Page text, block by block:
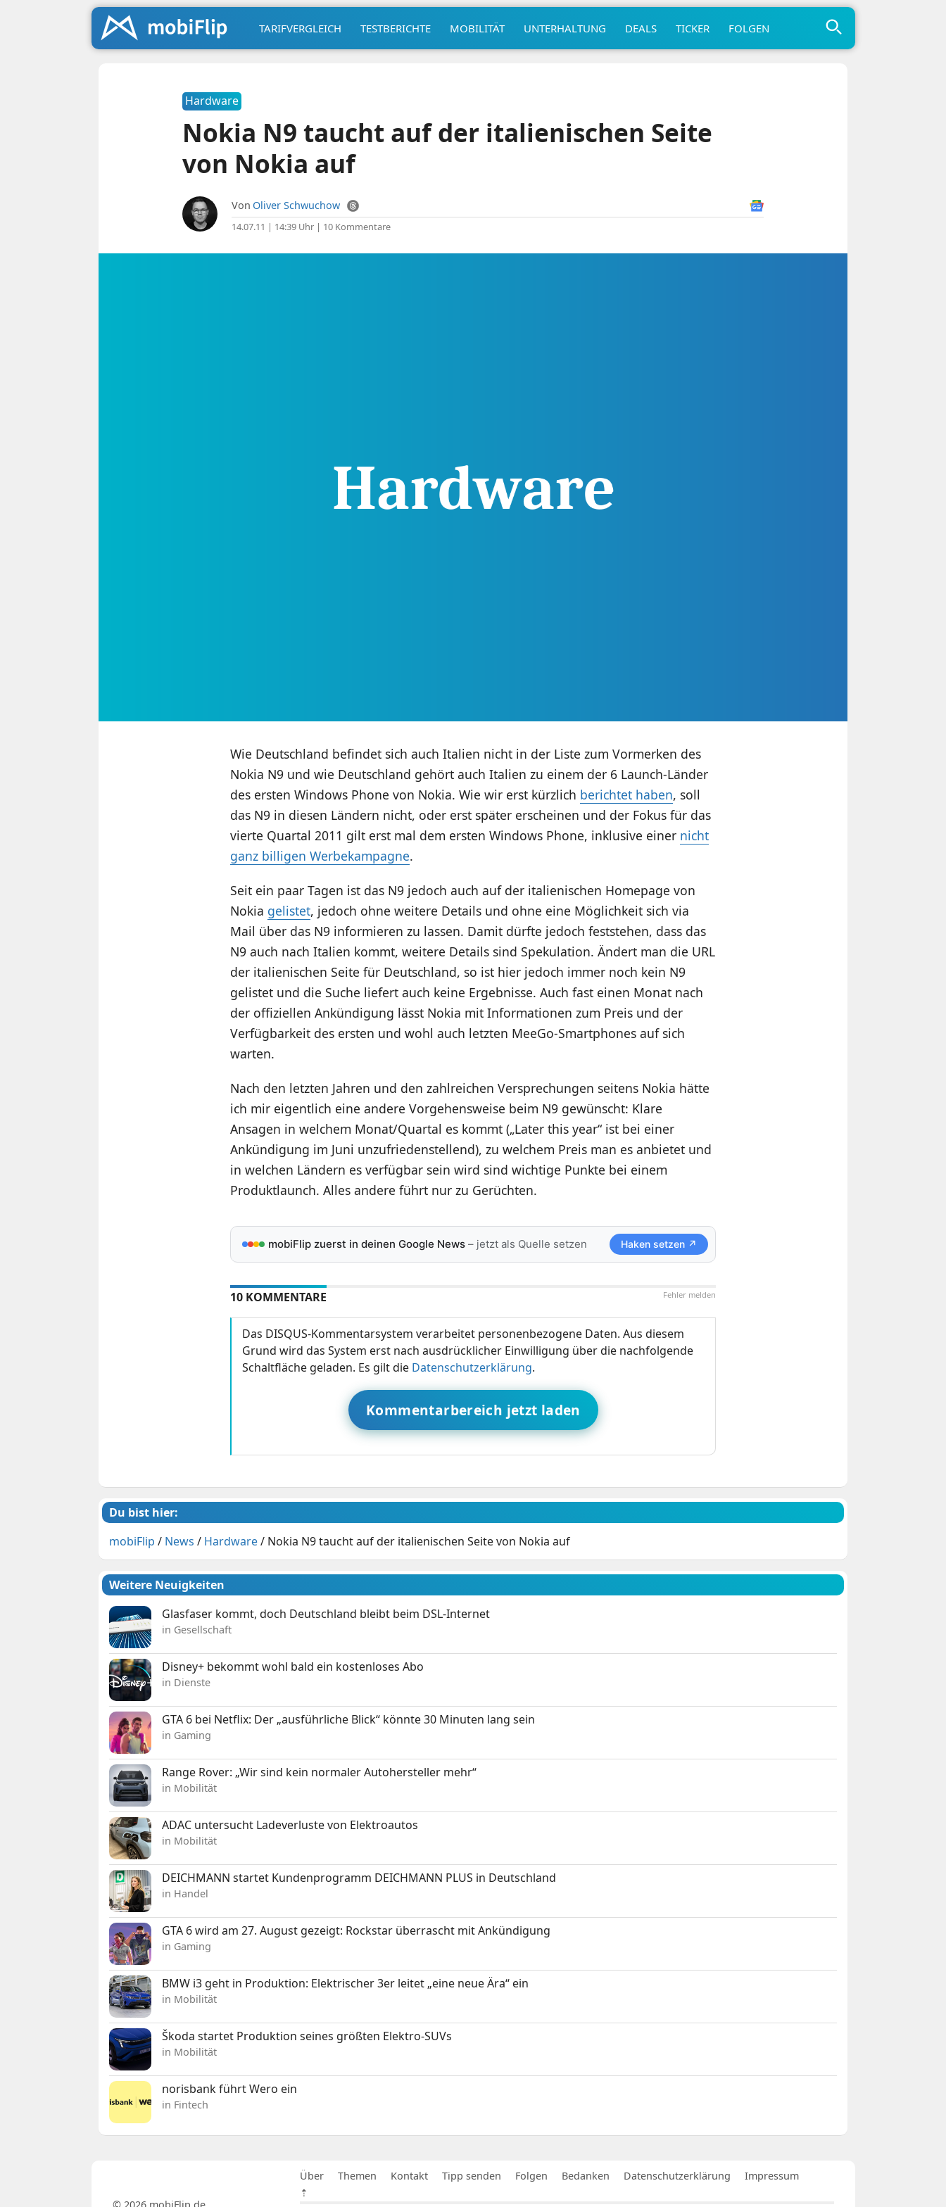
TARIFVERGLEICH TESTBERICHTE MOBILITÄT UNTERHALTUNG DEALS TICKER FOLGEN
Hardware
Nokia N9 taucht auf der italienischen Seite
von Nokia auf
Von Oliver Schwuchow
14.07.11 | 14:39 Uhr| 10 Kommentare
Wie Deutschland befindet sich auch Italien nicht in der Liste zum Vormerken des
Nokia N9 und wie Deutschland gehört auch Italien zu einem der 6 Launch-Länder
des ersten Windows Phone von Nokia. Wie wir erst kürzlich berichtet haben, soll
das N9 in diesen Ländern nicht, oder erst später erscheinen und der Fokus für das
vierte Quartal 2011 gilt erst mal dem ersten Windows Phone, inklusive einer nicht
ganz billigen Werbekampagne.
Seit ein paar Tagen ist das N9 jedoch auch auf der italienischen Homepage von
Nokia gelistet, jedoch ohne weitere Details und ohne eine Möglichkeit sich via
Mail über das N9 informieren zu lassen. Damit dürfte jedoch feststehen, dass das
N9 auch nach Italien kommt, weitere Details sind Spekulation. Ändert man die URL
der italienischen Seite für Deutschland, so ist hier jedoch immer noch kein N9
gelistet und die Suche liefert auch keine Ergebnisse. Auch fast einen Monat nach
der offiziellen Ankündigung lässt Nokia mit Informationen zum Preis und der
Verfügbarkeit des ersten und wohl auch letzten MeeGo-Smartphones auf sich
warten.
Nach den letzten Jahren und den zahlreichen Versprechungen seitens Nokia hätte
ich mir eigentlich eine andere Vorgehensweise beim N9 gewünscht: Klare
Ansagen in welchem Monat/Quartal es kommt („Later this year“ ist bei einer
Ankündigung im Juni unzufriedenstellend), zu welchem Preis man es anbietet und
in welchen Ländern es verfügbar sein wird sind wichtige Punkte bei einem
Produktlaunch. Alles andere führt nur zu Gerüchten.
mobiFlip zuerst in deinen Google News– jetzt als Quelle setzen Haken setzen ↗
Fehler melden
10 KOMMENTARE
Das DISQUS-Kommentarsystem verarbeitet personenbezogene Daten. Aus diesem
Grund wird das System erst nach ausdrücklicher Einwilligung über die nachfolgende
Schaltfläche geladen. Es gilt die Datenschutzerklärung.
Kommentarbereich jetzt laden
Du bist hier:
mobiFlip / News / Hardware/ Nokia N9 taucht auf der italienischen Seite von Nokia auf
Weitere Neuigkeiten
Glasfaser kommt, doch Deutschland bleibt beim DSL-Internet
in Gesellschaft
Disney+ bekommt wohl bald ein kostenloses Abo
in Dienste
GTA 6 bei Netflix: Der „ausführliche Blick“ könnte 30 Minuten lang sein
in Gaming
Range Rover: „Wir sind kein normaler Autohersteller mehr“
in Mobilität
ADAC untersucht Ladeverluste von Elektroautos
in Mobilität
DEICHMANN startet Kundenprogramm DEICHMANN PLUS in Deutschland
in Handel
GTA 6 wird am 27. August gezeigt: Rockstar überrascht mit Ankündigung
in Gaming
BMW i3 geht in Produktion: Elektrischer 3er leitet „eine neue Ära“ ein
in Mobilität
Škoda startet Produktion seines größten Elektro-SUVs
in Mobilität
norisbank führt Wero ein
in Fintech
Über Themen Kontakt Tipp senden Folgen Bedanken Datenschutzerklärung
Impressum
⇡
© 2026 mobiFlip.de